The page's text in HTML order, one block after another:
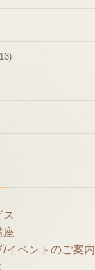
座
イベントのご案内